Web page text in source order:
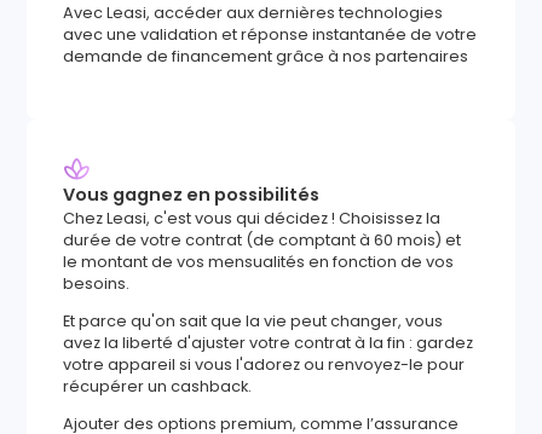
Avec Leasi, accéder aux dernières technologies
avec une validation et réponse instantanée de votre
demande de financement grâce à nos partenaires
Vous gagnez en possibilités
Chez Leasi, c'est vous qui décidez ! Choisissez la
durée de votre contrat (de comptant à 60 mois) et
le montant de vos mensualités en fonction de vos
besoins.
Et parce qu'on sait que la vie peut changer, vous
avez la liberté d'ajuster votre contrat à la fin : gardez
votre appareil si vous l'adorez ou renvoyez-le pour
récupérer un cashback.
Ajouter des options premium, comme l’assurance